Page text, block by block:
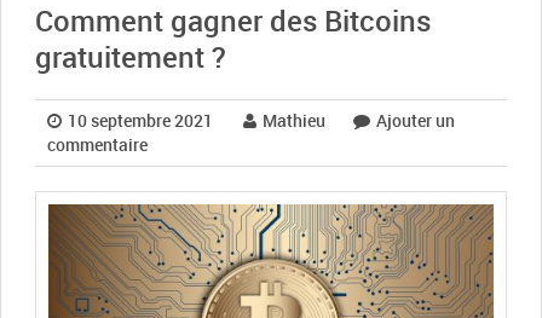
Comment gagner des Bitcoins
gratuitement ?
10 septembre 2021 Mathieu
Ajouter un
commentaire